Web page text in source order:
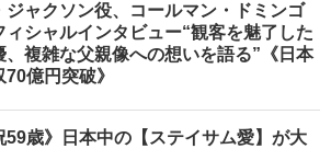
ジャクソン役、コールマン・ドミンゴ
ィシャルインタビュー“観客を魅了した
、複雑な父親像への想いを語る”《日本
70億円突破》
59歳》日本中の【ステイサム愛】が大